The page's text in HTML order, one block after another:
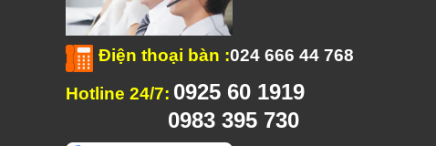
Điện thoại bàn :024 666 44 768
Hotline 24/7: 0925 60 1919
0983 395 730